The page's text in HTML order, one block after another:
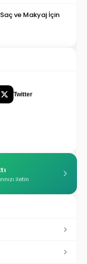
Saç ve Makyaj İçin
Twitter
iletin